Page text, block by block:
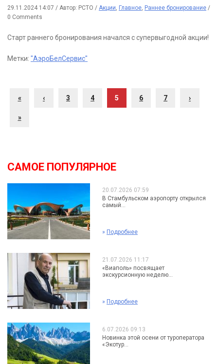
29.11.2024 14:07 / Автор: РСТО / Акции, Главное, Раннее бронирование /
0 Comments
Старт раннего бронирования начался с супервыгодной акции!
Метки: "АэроБелСервис"
« ‹ 3 4 5 6 7 ›
»
САМОЕ ПОПУЛЯРНОЕ
20.07.2026 07:59
В Стамбульском аэропорту открылся
самый...
» Подробнее
21.07.2026 11:17
«Виаполь» посвящает
экскурсионную неделю...
» Подробнее
6.07.2026 09:13
Новинка этой осени от туроператора
«Экотур...